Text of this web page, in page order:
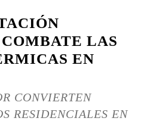
LAS
EN
CONVIERTEN
RESIDENCIALES EN